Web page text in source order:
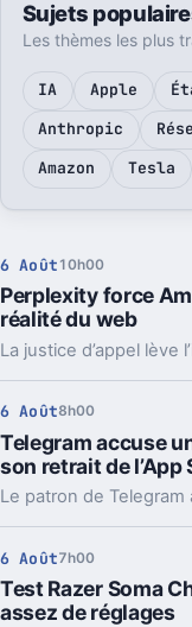
Sujets
Les thèmes les plus
IA Apple
Anthropic
Amazon
Tesla
6 Août 10h00
Perplexity force
réalité du web
6 Août8h00
Telegram accuse
son retrait de l’App
6 Août7h00
Test Razer Soma
assez de réglages